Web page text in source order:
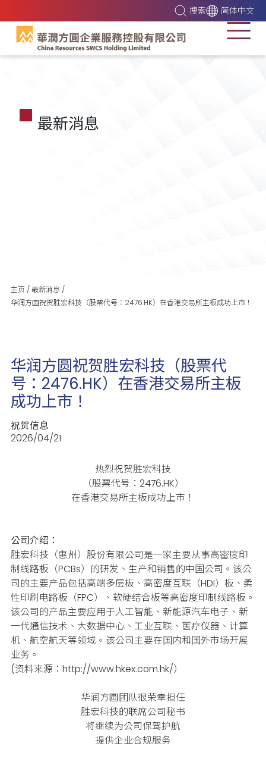
搜索 简体中文
最新消息
主页 /最新消息 /
华润方圆祝贺胜宏科技（股票代号：2476.HK）在香港交易所主板成功上市！
华润方圆祝贺胜宏科技（股票代
号：2476.HK）在香港交易所主板
成功上市！
祝贺信息
2026/04/21
热烈祝贺胜宏科技
（股票代号：2476.HK）
在香港交易所主板成功上市！
公司介绍：
胜宏科技（惠州）股份有限公司是一家主要从事高密度印
制线路板（PCBs）的研发、生产和销售的中国公司。该公
司的主要产品包括高端多层板、高密度互联（HDI）板、柔
性印刷电路板（FPC）、软硬结合板等高密度印制线路板。
该公司的产品主要应用于人工智能、新能源汽车电子、新
一代通信技术、大数据中心、工业互联、医疗仪器、计算
机、航空航天等领域。该公司主要在国内和国外市场开展
业务。
(资料来源：http://www.hkex.com.hk/）
华润方圆团队很荣幸担任
胜宏科技的联席公司秘书
将继续为公司保驾护航
提供企业合规服务